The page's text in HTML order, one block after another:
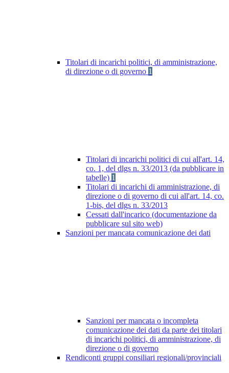
Titolari di incarichi politici, di amministrazione,
di direzione o di governo 1
Titolari di incarichi politici di cui all'art. 14,
co. 1, del dlgs n. 33/2013 (da pubblicare in
tabelle) 1
Titolari di incarichi di amministrazione, di
direzione o di governo di cui all'art. 14, co.
1-bis, del dlgs n. 33/2013
Cessati dall'incarico (documentazione da
pubblicare sul sito web)
Sanzioni per mancata comunicazione dei dati
Sanzioni per mancata o incompleta
comunicazione dei dati da parte dei titolari
di incarichi politici, di amministrazione, di
direzione o di governo
Rendiconti gruppi consiliari regionali/provinciali